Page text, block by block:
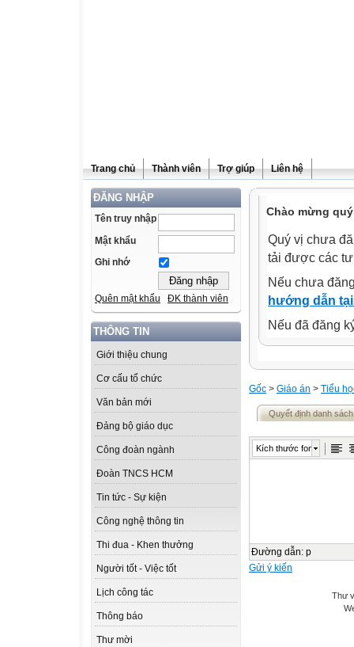
Trang chủ Thành viên Trợ giúp Liên hệ
ĐĂNG NHẬP
Tên truy nhập
Mật khẩu
Ghi nhớ
Quên mật khẩu ĐK thành viên
THÔNG TIN
Giới thiệu chung
Cơ cấu tổ chức
Văn bản mới
Đảng bộ giáo dục
Công đoàn ngành
Đoàn TNCS HCM
Tin tức - Sự kiện
Công nghệ thông tin
Thi đua - Khen thưởng
Người tốt - Việc tốt
Lịch công tác
Thông báo
Thư mời
Chào mừng
Quý vị chưa
tải được các
Nếu chưa
hướng dẫn
Nếu đã đăng
Gốc > Giáo án > Tiểu
Quyết định danh
Kích thước font
Đường dẫn: p
Gửi ý kiến
Thư